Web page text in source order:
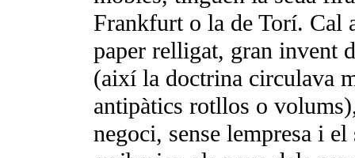
Frankfurt o la de Torí. Cal
paper relligat, gran invent
(així la doctrina circulava
antipàtics rotllos o
negoci, sense lempresa i